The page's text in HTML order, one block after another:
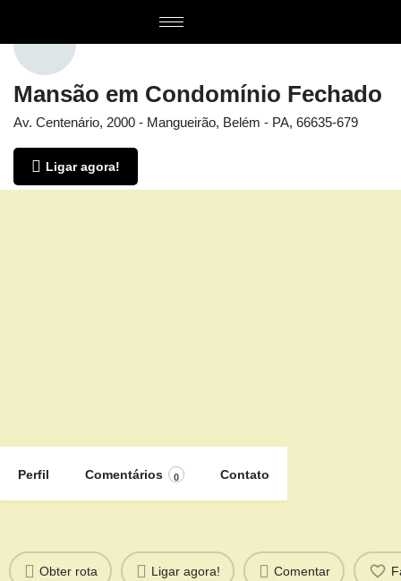
Mansão em Condomínio Fechado
Av. Centenário, 2000 - Mangueirão, Belém - PA, 66635-679
Ligar agora!
Perfil Comentários 0 Contato
Obter rota Ligar agora! Comentar